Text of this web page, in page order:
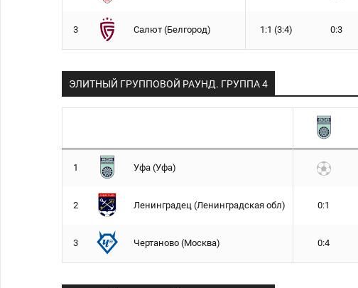
3 Салют (Белгород) 1:1 (3:4) 0:3
ЭЛИТНЫЙ ГРУППОВОЙ РАУНД. ГРУППA 4
1 Уфа (Уфа)
2 Ленинградец (Ленинградская обл) 0:1
3 Чертаново (Москва) 0:4